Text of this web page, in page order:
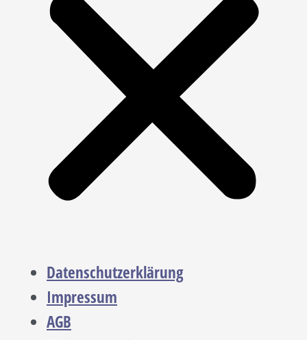
Datenschutzerklärung
Impressum
AGB